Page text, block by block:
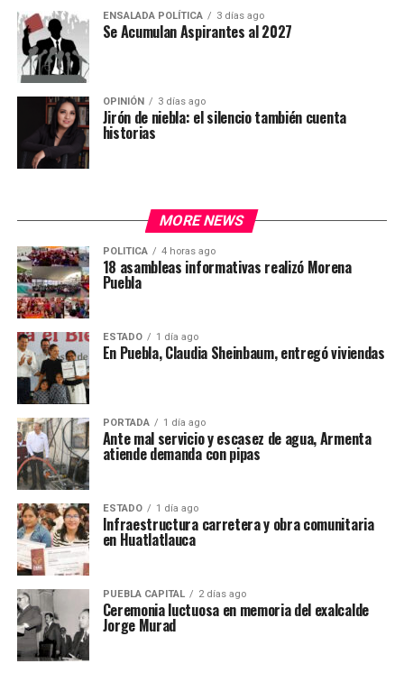
ENSALADA POLÍTICA 3 días ago
Se Acumulan Aspirantes al 2027
OPINIÓN 3 días ago
Jirón de niebla: el silencio también cuenta
historias
MORE NEWS
POLITICA 4 horas ago
18 asambleas informativas realizó Morena
Puebla
ESTADO 1 día ago
En Puebla, Claudia Sheinbaum, entregó viviendas
PORTADA 1 día ago
Ante mal servicio y escasez de agua, Armenta
atiende demanda con pipas
ESTADO 1 día ago
Infraestructura carretera y obra comunitaria
en Huatlatlauca
PUEBLA CAPITAL 2 días ago
Ceremonia luctuosa en memoria del exalcalde
Jorge Murad